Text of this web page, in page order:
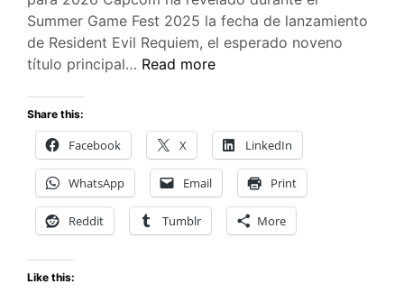
Summer Game Fest 2025 la fecha de lanzamiento
de Resident Evil Requiem, el esperado noveno
título principal… Resident
llega
27
de
febrero
de
Read more
Share this:
Facebook X LinkedIn
WhatsApp Email Print
Reddit Tumblr More
Like this: